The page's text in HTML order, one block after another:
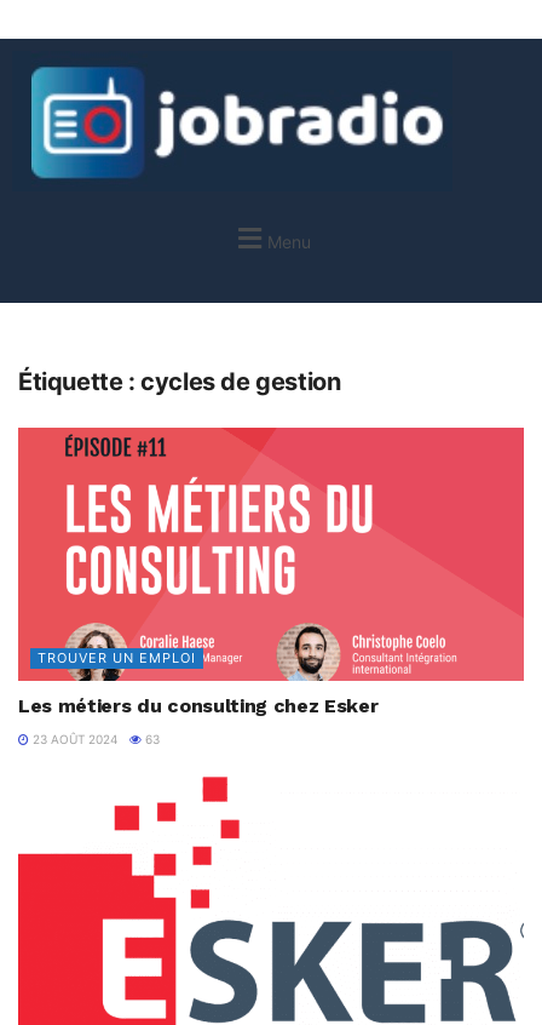
Menu
Étiquette :cycles de gestion
TROUVER UN EMPLOI
Les métiers du consulting chez Esker
23 AOÛT 2024 63